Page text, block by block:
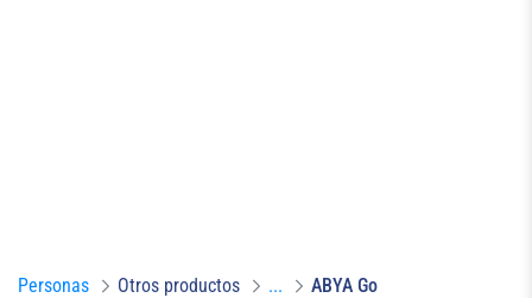
Personas Otros productos ... ABYA Go